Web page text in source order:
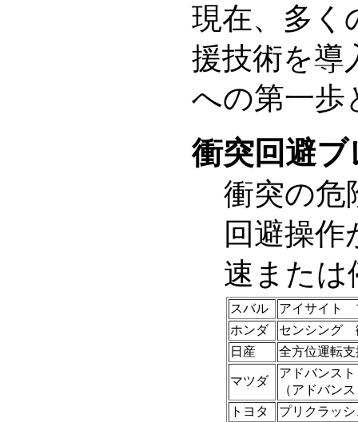
現在、多く
援技術を導
への第一歩
衝突回避
衝突の危
回避操
速または
スバル
アイサイト
ホンダ
センシング
日産
全方位運転
マツダ
アドバンス
（アドバン
トヨタ
プリクラッ